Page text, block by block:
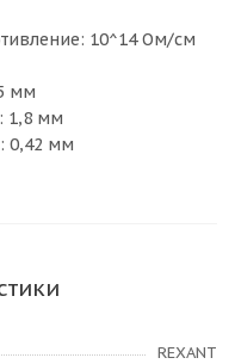
10^14 Ом/см
мм
1,8 мм
0,42 мм
REXANT